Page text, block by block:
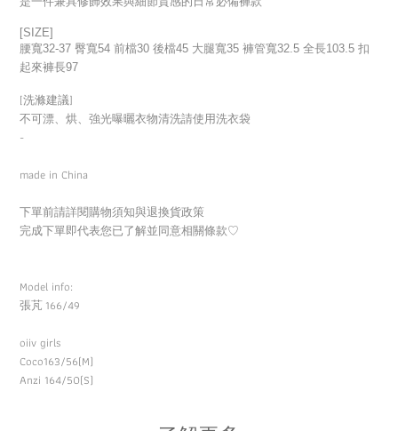
[SIZE]
腰寬32-37 臀寬54 前檔30 後檔45 大腿寬35 褲管寬32.5 全長103.5 扣
起來褲長97
[洗滌建議]
不可漂、烘、強光曝曬衣物清洗請使用洗衣袋
-
made in China
下單前請詳閱購物須知與退換貨政策
完成下單即代表您已了解並同意相關條款♡
Model info:
張芃 166/49
oiiv girls
Coco163/56(M)
Anzi 164/50(S)